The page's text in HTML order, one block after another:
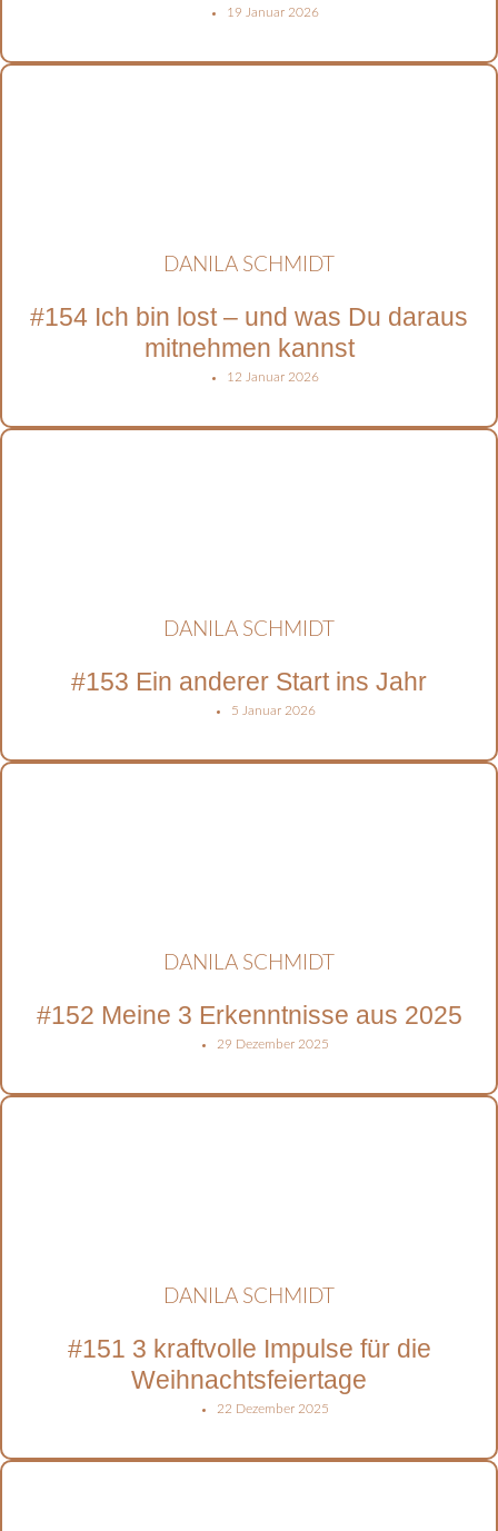
19 Januar 2026
DANILA SCHMIDT
#154 Ich bin lost – und was Du daraus
mitnehmen kannst
12 Januar 2026
DANILA SCHMIDT
#153 Ein anderer Start ins Jahr
5 Januar 2026
DANILA SCHMIDT
#152 Meine 3 Erkenntnisse aus 2025
29 Dezember 2025
DANILA SCHMIDT
#151 3 kraftvolle Impulse für die
Weihnachtsfeiertage
22 Dezember 2025